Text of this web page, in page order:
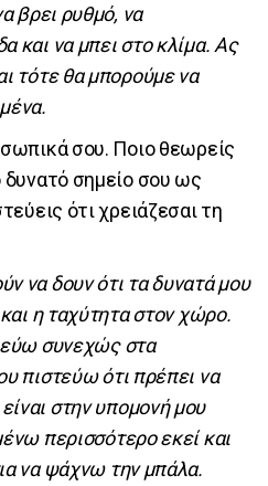
βρει ρυθμό, να
και να μπει στο κλίμα. Ας
τότε θα μπορούμε να
σου. Ποιο θεωρείς
δυνατό σημείο σου ως
ότι χρειάζεσαι τη
να δουν ότι τα δυνατά μου
η ταχύτητα στον χώρο.
συνεχώς στα
πιστεύω ότι πρέπει να
στην υπομονή μου
περισσότερο εκεί και
να ψάχνω την μπάλα.